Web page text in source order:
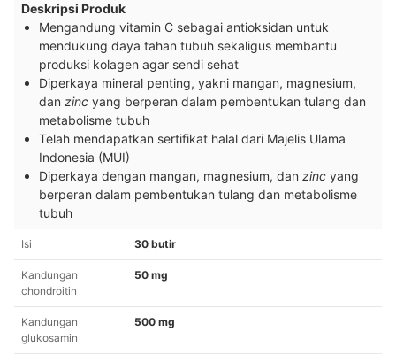
Deskripsi Produk
Mengandung vitamin C sebagai antioksidan untuk
mendukung daya tahan tubuh sekaligus membantu
produksi kolagen agar sendi sehat
Diperkaya mineral penting, yakni mangan, magnesium,
dan zinc yang berperan dalam pembentukan tulang dan
metabolisme tubuh
Telah mendapatkan sertifikat halal dari Majelis Ulama
Indonesia (MUI)
Diperkaya dengan mangan, magnesium, dan zinc yang
berperan dalam pembentukan tulang dan metabolisme
tubuh
Isi 30 butir
Kandungan
chondroitin
50 mg
Kandungan
glukosamin
500 mg